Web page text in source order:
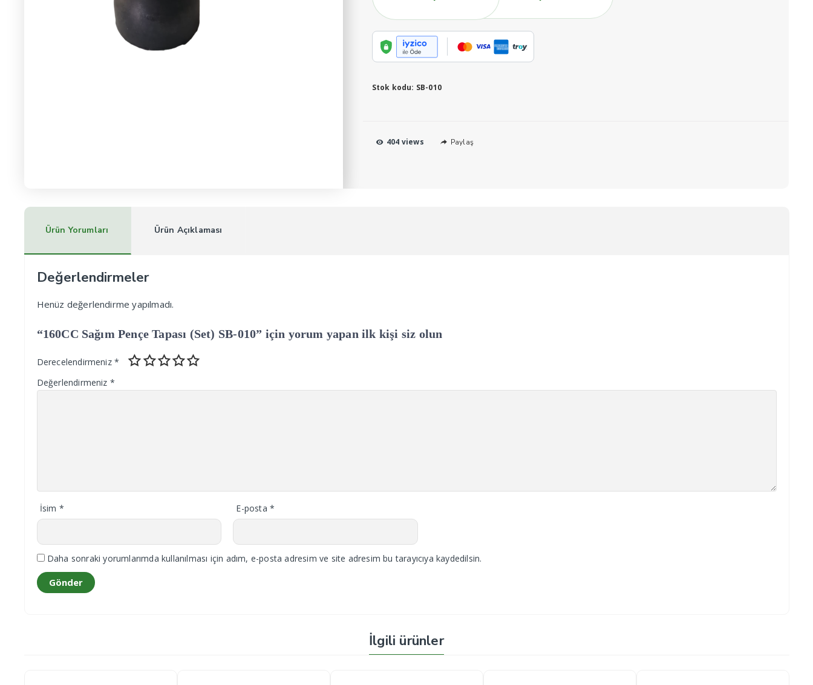
Pençe
Tapası
(Set)
SB-
Stok kodu: SB-010
404 views Paylaş
Ürün Yorumları Ürün Açıklaması
Değerlendirmeler
Henüz değerlendirme yapılmadı.
“160CC Sağım Pençe Tapası (Set) SB-010” için yorum yapan ilk kişi siz olun
Derecelendirmeniz*
Değerlendirmeniz *
İsim * E-posta*
Daha sonraki yorumlarımda kullanılması için adım, e-posta adresim ve site adresim bu tarayıcıya kaydedilsin.
İlgili ürünler